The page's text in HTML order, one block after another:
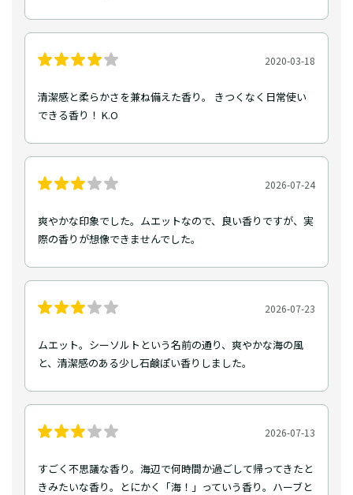
2020-03-18
清潔感と柔らかさを兼ね備えた香り。 きつくなく日常使い
できる香り！ K.O
2026-07-24
爽やかな印象でした。ムエットなので、良い香りですが、実
際の香りが想像できませんでした。
2026-07-23
ムエット。シーソルトという名前の通り、爽やかな海の風
と、清潔感のある少し石鹸ぽい香りしました。
2026-07-13
すごく不思議な香り。海辺で何時間か過ごして帰ってきたと
きみたいな香り。とにかく「海！」っていう香り。ハーブと